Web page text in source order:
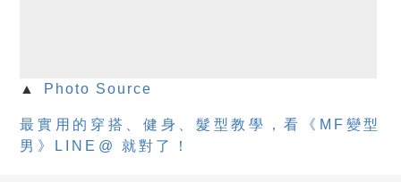
▲ Photo Source
最實用的穿搭、健身、髮型教學，看《MF變型
男》LINE@ 就對了！